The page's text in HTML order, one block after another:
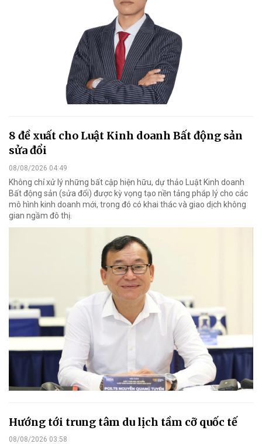
8 đề xuất cho Luật Kinh doanh Bất động sản
sửa đổi
08/08/2026 04:49
Không chỉ xử lý những bất cập hiện hữu, dự thảo Luật Kinh doanh
Bất động sản (sửa đổi) được kỳ vọng tạo nền tảng pháp lý cho các
mô hình kinh doanh mới, trong đó có khai thác và giao dịch không
gian ngầm đô thị.
Hướng tới trung tâm du lịch tầm cỡ quốc tế
08/08/2026 03:58